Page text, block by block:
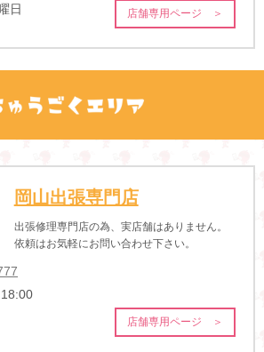
日 店舗専用ページ ＞
岡山出張専門店
出張修理専門店の為、実店舗はありません。
依頼はお気軽にお問い合わせ下さい。
店舗専用ページ ＞